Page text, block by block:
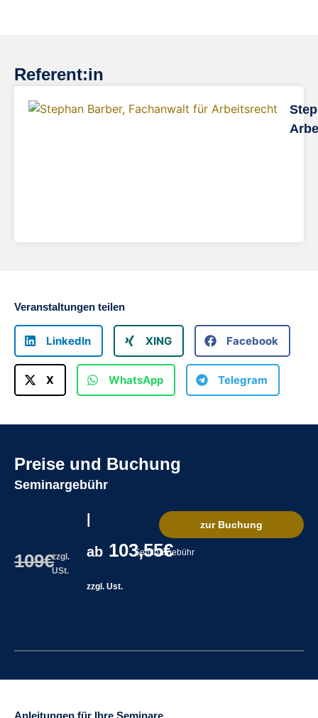
Referent:in
Veranstaltungen teilen
LinkedIn XING Facebook
X WhatsApp Telegram
Preise und Buchung
Seminargebühr
109€zzgl.
USt.
ab 103,55€
zzgl. Ust.
Seminargebühr
zur Buchung
Anleitungen für Ihre Seminare